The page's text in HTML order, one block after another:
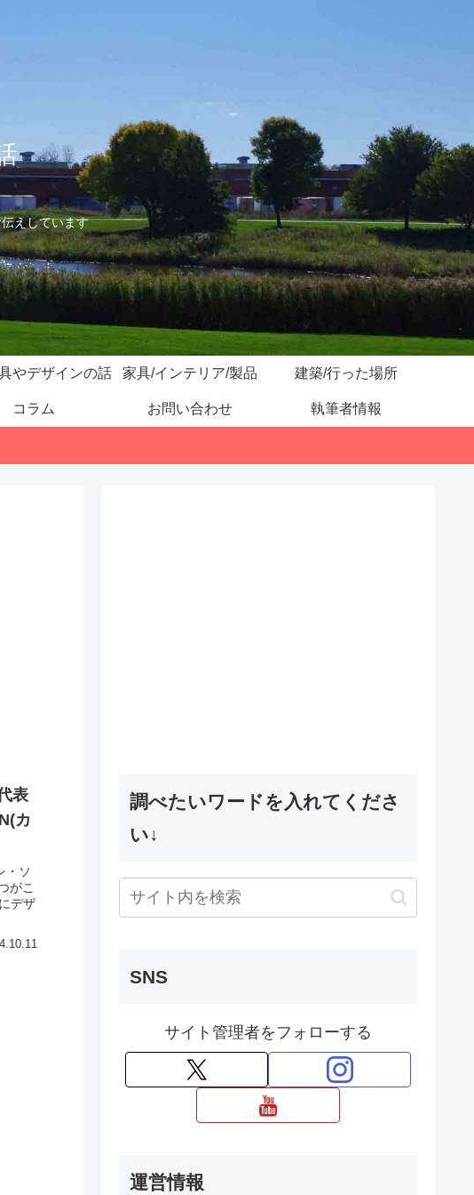
えしています
やデザインの話 家具/インテリア/製品 建築/行った場所
コラム お問い合わせ 執筆者情報
表
カ
・ソ
がこ
デザ
調べたいワードを入れてくださ
い↓
SNS
サイト管理者をフォローする
運営情報